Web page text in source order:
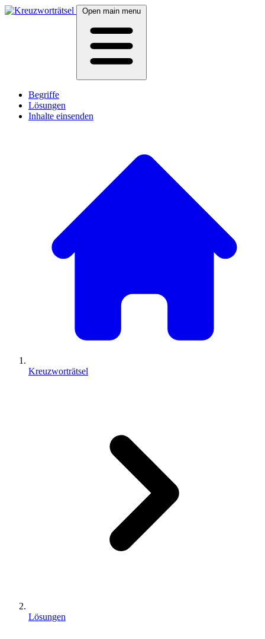
Open main menu
Begriffe
Lösungen
Inhalte einsenden
Kreuzworträtsel
Lösungen